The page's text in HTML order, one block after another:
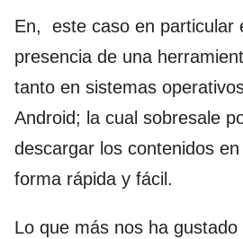
En, este caso en particular
presencia de una
tanto en sistemas
Android; la cual sobresale
descargar los contenidos
forma rápida y fácil.
Lo que más nos ha